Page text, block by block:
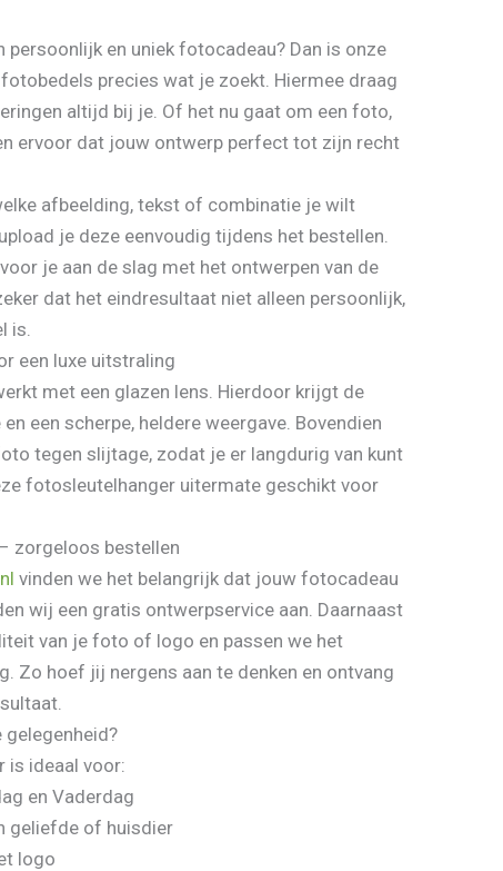
persoonlijk en uniek fotocadeau? Dan is onze
precies wat je zoekt. Hiermee draag
altijd bij je. Of het nu gaat om een foto,
ervoor dat jouw ontwerp perfect tot zijn recht
afbeelding, tekst of combinatie je wilt
je deze eenvoudig tijdens het bestellen.
je aan de slag met het ontwerpen van de
dat het eindresultaat niet alleen persoonlijk,
is.
een luxe uitstraling
met een glazen lens. Hierdoor krijgt de
een scherpe, heldere weergave. Bovendien
tegen slijtage, zodat je er langdurig van kunt
fotosleutelhanger uitermate geschikt voor
zorgeloos bestellen
vinden we het belangrijk dat jouw fotocadeau
wij een gratis ontwerpservice aan. Daarnaast
van je foto of logo en passen we het
Zo hoef jij nergens aan te denken en ontvang
gelegenheid?
is ideaal voor:
en Vaderdag
geliefde of huisdier
logo